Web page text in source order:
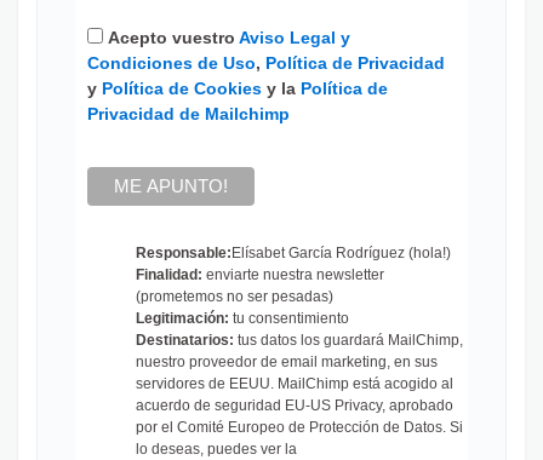
Acepto vuestro Aviso Legal y
Condiciones de Uso, Política de Privacidad
y Política de Cookiesy la Política de
Privacidad de Mailchimp
Responsable:Elísabet García Rodríguez (hola!)
Finalidad: enviarte nuestra newsletter
(prometemos no ser pesadas)
Legitimación: tu consentimiento
Destinatarios: tus datos los guardará MailChimp,
nuestro proveedor de email marketing, en sus
servidores de EEUU. MailChimp está acogido al
acuerdo de seguridad EU-US Privacy, aprobado
por el Comité Europeo de Protección de Datos. Si
lo deseas, puedes ver la